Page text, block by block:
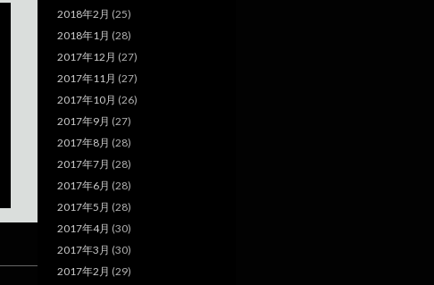
2018年2月 (25)
2018年1月 (28)
2017年12月 (27)
2017年11月 (27)
2017年10月 (26)
2017年9月 (27)
2017年8月 (28)
2017年7月 (28)
2017年6月 (28)
2017年5月 (28)
2017年4月 (30)
2017年3月 (30)
2017年2月 (29)